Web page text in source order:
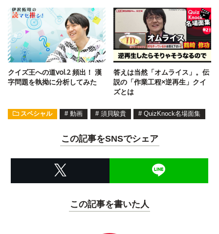
クイズ王への道vol.2 頻出！ 漢
字問題を執拗に分析してみた
答えは当然「オムライス」。伝
説の「作業工程×逆再生」クイ
ズとは
スペシャル # 動画 # 須貝駿貴 # QuizKnock名場面集
この記事をSNSでシェア
この記事を書いた人